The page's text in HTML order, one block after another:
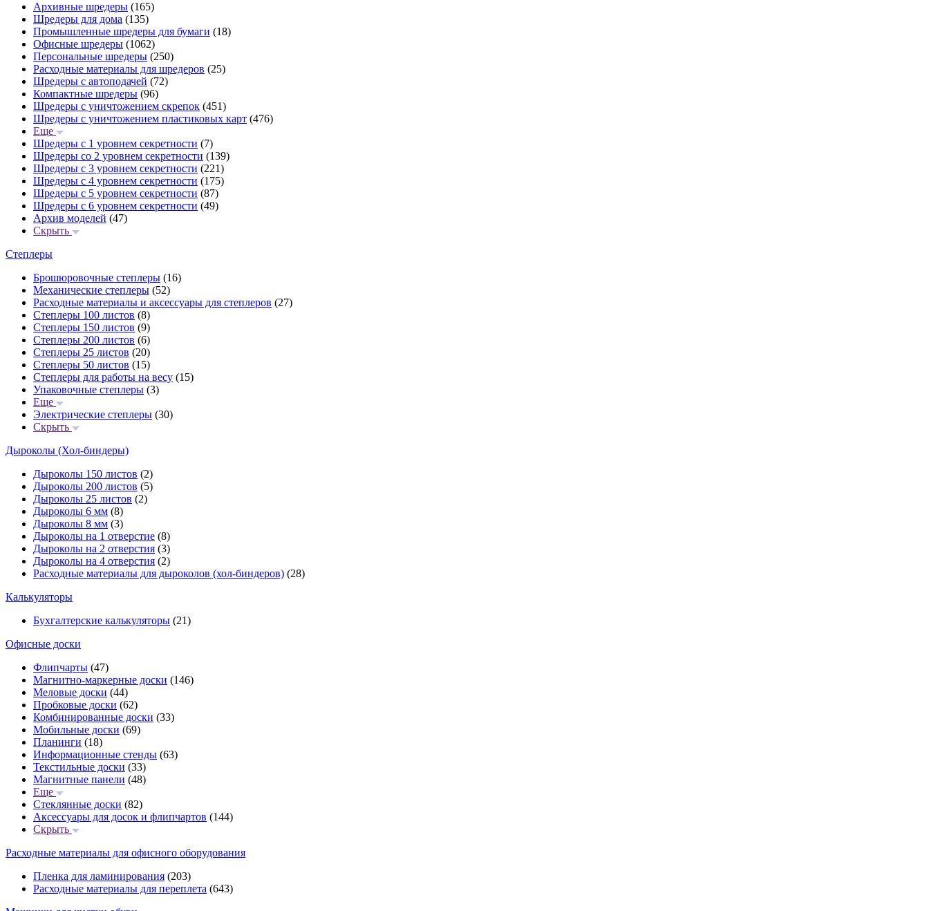
Архивные шредеры (165)
Шредеры для дома (135)
Промышленные шредеры для бумаги (18)
Офисные шредеры (1062)
Персональные шредеры (250)
Расходные материалы для шредеров (25)
Шредеры с автоподачей (72)
Компактные шредеры (96)
Шредеры с уничтожением скрепок (451)
Шредеры с уничтожением пластиковых карт (476)
Еще
Шредеры с 1 уровнем секретности (7)
Шредеры со 2 уровнем секретности (139)
Шредеры с 3 уровнем секретности (221)
Шредеры с 4 уровнем секретности (175)
Шредеры с 5 уровнем секретности (87)
Шредеры с 6 уровнем секретности (49)
Архив моделей (47)
Скрыть
Степлеры
Брошюровочные степлеры (16)
Механические степлеры (52)
Расходные материалы и аксессуары для степлеров (27)
Степлеры 100 листов (8)
Степлеры 150 листов (9)
Степлеры 200 листов (6)
Степлеры 25 листов (20)
Степлеры 50 листов (15)
Степлеры для работы на весу (15)
Упаковочные степлеры (3)
Еще
Электрические степлеры (30)
Скрыть
Дыроколы (Хол-биндеры)
Дыроколы 150 листов (2)
Дыроколы 200 листов (5)
Дыроколы 25 листов (2)
Дыроколы 6 мм (8)
Дыроколы 8 мм (3)
Дыроколы на 1 отверстие (8)
Дыроколы на 2 отверстия (3)
Дыроколы на 4 отверстия (2)
Расходные материалы для дыроколов (хол-биндеров) (28)
Калькуляторы
Бухгалтерские калькуляторы (21)
Офисные доски
Флипчарты (47)
Магнитно-маркерные доски (146)
Меловые доски (44)
Пробковые доски (62)
Комбинированные доски (33)
Мобильные доски (69)
Планинги (18)
Информационные стенды (63)
Текстильные доски (33)
Магнитные панели (48)
Еще
Стеклянные доски (82)
Аксессуары для досок и флипчартов (144)
Скрыть
Расходные материалы для офисного оборудования
Пленка для ламинирования (203)
Расходные материалы для переплета (643)